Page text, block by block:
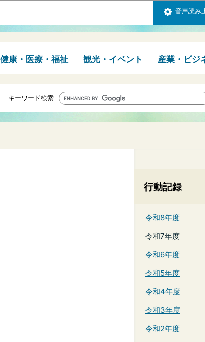
音声読み
健康・医療・福祉 観光・イベント 産業・ビジ
キーワード検索
行動記録
令和8年度
令和7年度
令和6年度
令和5年度
令和4年度
令和3年度
令和2年度